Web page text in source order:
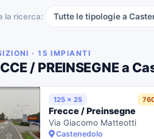
la ricerca: Tutte le tipologie a
· 15 IMPIANTI
/ PREINSEGNE a
125 x 25
Frecce / Preinsegne
Via Giacomo Matteotti
Castenedolo